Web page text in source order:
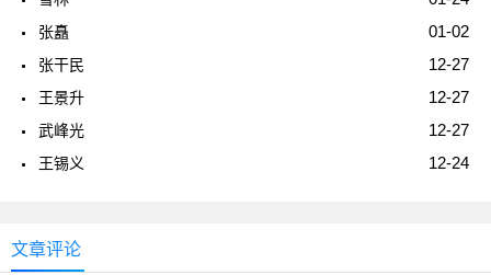
01-02
张矗
12-27
张干民
12-27
王景升
12-27
武峰光
12-24
王锡义
文章评论